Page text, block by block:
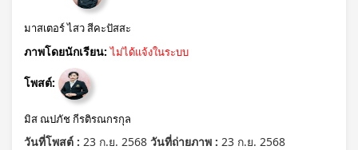
มาสเตอร์ ไสว สีคะปัสสะ
ภาพโดยนักเรียน: ไม่ได้แจ้งในระบบ
โพสต์:
มิส ณปภัช กีรติรณกรกุล
วันที่โพสต์ : 23 ก.ย. 2568 วันที่ถ่ายภาพ : 23 ก.ย. 2568